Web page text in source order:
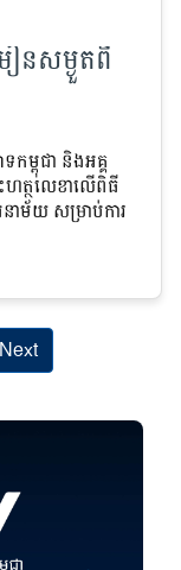
ៀនសម្ងួតពី
កម្ពុជា និងអគ្គ
ត្ថលេខាលើពិធី
ាម័យ សម្រាប់ការ
Next